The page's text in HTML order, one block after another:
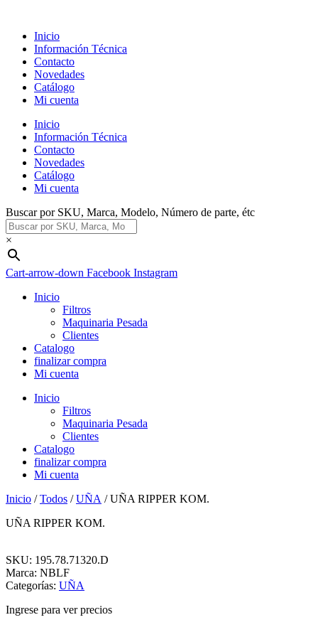
contenido
Inicio
Información Técnica
Contacto
Novedades
Catálogo
Mi cuenta
Inicio
Información Técnica
Contacto
Novedades
Catálogo
Mi cuenta
Buscar por SKU, Marca, Modelo, Número de parte, étc
×
Cart-arrow-down Facebook Instagram
Inicio
Filtros
Maquinaria Pesada
Clientes
Catalogo
finalizar compra
Mi cuenta
Inicio
Filtros
Maquinaria Pesada
Clientes
Catalogo
finalizar compra
Mi cuenta
Inicio /Todos /UÑA / UÑA RIPPER KOM.
UÑA RIPPER KOM.
SKU: 195.78.71320.D
Marca: NBLF
Categorías: UÑA
Ingrese para ver precios